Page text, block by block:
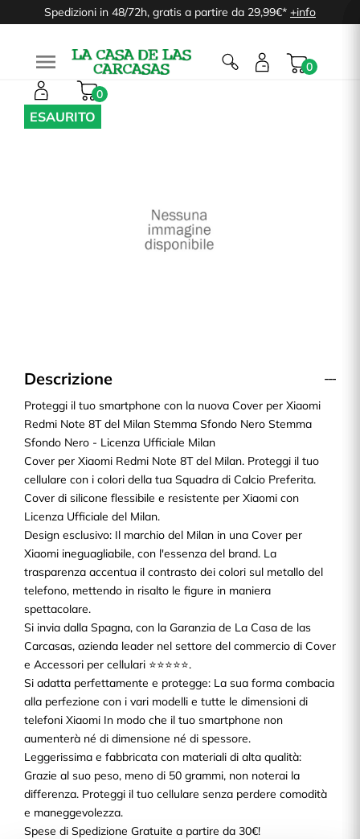
Spedizioni in 48/72h, gratis a partire da 29,99€* +info

0
0
ESAURITO
Descrizione
Proteggi il tuo smartphone con la nuova Cover per Xiaomi
Redmi Note 8T del Milan Stemma Sfondo Nero Stemma
Sfondo Nero - Licenza Ufficiale Milan
Cover per Xiaomi Redmi Note 8T del Milan. Proteggi il tuo
cellulare con i colori della tua Squadra di Calcio Preferita.
Cover di silicone flessibile e resistente per Xiaomi con
Licenza Ufficiale del Milan.
Design esclusivo: Il marchio del Milan in una Cover per
Xiaomi ineguagliabile, con l'essenza del brand. La
trasparenza accentua il contrasto dei colori sul metallo del
telefono, mettendo in risalto le figure in maniera
spettacolare.
Si invia dalla Spagna, con la Garanzia de La Casa de las
Carcasas, azienda leader nel settore del commercio di Cover
e Accessori per cellulari ⭐⭐⭐⭐⭐.
Si adatta perfettamente e protegge: La sua forma combacia
alla perfezione con i vari modelli e tutte le dimensioni di
telefoni Xiaomi In modo che il tuo smartphone non
aumenterà né di dimensione né di spessore.
Leggerissima e fabbricata con materiali di alta qualità:
Grazie al suo peso, meno di 50 grammi, non noterai la
differenza. Proteggi il tuo cellulare senza perdere comodità
e maneggevolezza.
Spese di Spedizione Gratuite a partire da 30€!